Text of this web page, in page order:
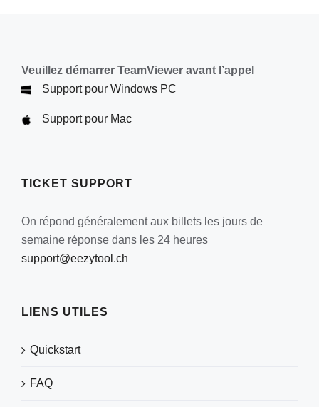
Veuillez démarrer TeamViewer avant l’appel
Support pour Windows PC
Support pour Mac
TICKET SUPPORT
On répond généralement aux billets les jours de
semaine réponse dans les 24 heures
support@eezytool.ch
LIENS UTILES
Quickstart
FAQ